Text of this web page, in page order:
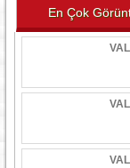
En Çok